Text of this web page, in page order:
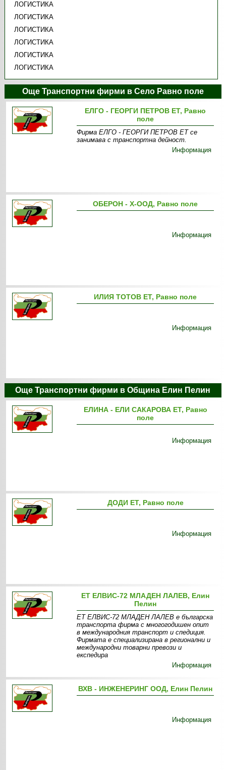
ЛОГИСТИКА
ЛОГИСТИКА
ЛОГИСТИКА
ЛОГИСТИКА
ЛОГИСТИКА
ЛОГИСТИКА
Още Транспортни фирми в Село Равно поле
ЕЛГО - ГЕОРГИ ПЕТРОВ ЕТ, Равно
поле
Фирма ЕЛГО - ГЕОРГИ ПЕТРОВ ЕТ се
занимава с транспортна дейност.
Информация
ОБЕРОН - Х-ООД, Равно поле
Информация
ИЛИЯ ТОТОВ ЕТ, Равно поле
Информация
Още Транспортни фирми в Община Елин Пелин
ЕЛИНА - ЕЛИ САКАРОВА ЕТ, Равно
поле
Информация
ДОДИ ЕТ, Равно поле
Информация
ЕТ ЕЛВИС-72 МЛАДЕН ЛАЛЕВ, Елин
Пелин
ЕТ ЕЛВИС-72 МЛАДЕН ЛАЛЕВ е българска
транспорта фирма с многогодишен опит
в международния транспорт и спедиция.
Фирмата е специализирана в регионални и
международни товарни превози и
експедира
Информация
ВХВ - ИНЖЕНЕРИНГ ООД, Елин Пелин
Информация